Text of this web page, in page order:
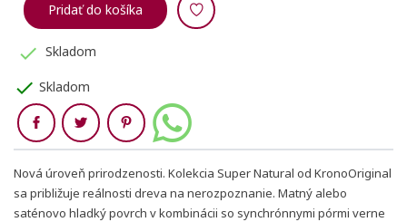
Pridať do košíka
 Skladom
check Skladom
Zdieľaj
Nová úroveň prirodzenosti. Kolekcia Super Natural od KronoOriginal
sa približuje reálnosti dreva na nerozpoznanie. Matný alebo
saténovo hladký povrch v kombinácii so synchrónnymi pórmi verne